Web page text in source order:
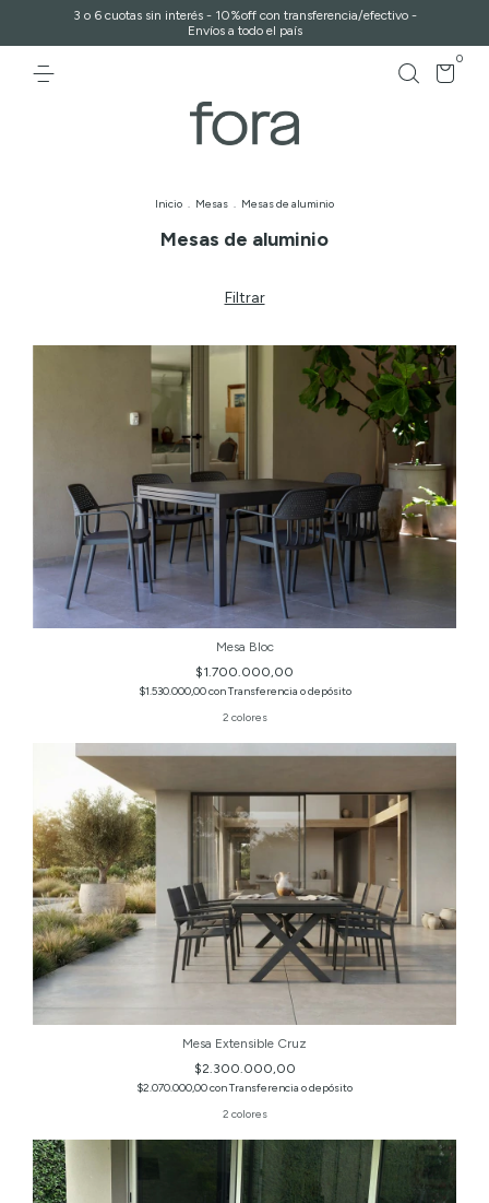
3 o 6 cuotas sin interés - 10%off con transferencia/efectivo -
Envíos a todo el país
0
Inicio . Mesas . Mesas de aluminio
Mesas de aluminio
Filtrar
Mesa Bloc
$1.700.000,00
$1.530.000,00conTransferencia o depósito
2 colores
Mesa Extensible Cruz
$2.300.000,00
$2.070.000,00conTransferencia o depósito
2 colores